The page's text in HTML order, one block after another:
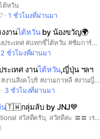
ต้หวัน
1 ชั่วโมงที่ผ่านมา
งานไต้หวันby น้องขวัญ🌍
🇹🇼#งานต่างประเทศ #แทกซี่ไต้หวัน #ซิมการ์ดไต้หวัน #บัตรเติมเงินไต้หวัน #แลกเงิน🌍#บินต่างประเทศ🌎#ไต้หวัน🇹🇼 #เกาหลี🇰🇷 #ญี่ปุ่น🇯🇵#จองตั๋วทั่วโลก #โรงแรม #ตั๋วโชว์ #ลงทะเบียน🌎🧳🛫
2 ชั่วโมงที่ผ่านมา
ะเทศ งานไต้หวัน,ญี่ปุ่น ฯลฯ
#งานไต้หวัน #งานสิงคโปร์ #งานเกาหลี #งานญี่ปุ่น #งานอิสราเอล #งานUAEอาหรับ #งานต่างประเทศถูกกฎหมาย
3 ชั่วโมงที่ผ่านมา
🇹🇼กลุ่มลับ by JNJ💙
JNJ International สวัสดีครับ, สวัสดีค่ะ 〓〓 เราเป็นผู้ให้คำแนะนำและรับดำเนินการสมัครและขอทุนเรียนต่อไต้หวันมานานกว่า4ปี - บริการสมัครเรียนภาษาจีนระยะสั้น/ระยะยาว - บริการสมัครเรียนต่อระดับปริญญาตรี-โท-เอก (ไม่จำกัดมหาวิทยาลัย) - บริการสมัครทุนทุกประเภท - บริการรับทำวีซ่า/ประทับตราเอกสารและอื่นๆ ☎️092 414 6166 (เฉพาะวันจันทร์-ศุกร์ 10.00-18.00) นอกเวลากรุณาติดต่อทางไลน์นะครับ 〓ปรึกษาที่ออฟฟิศ JNJ SPACES จามจุรีแสควร์ ชั้น 24 (จองคิวล่วงหน้า1วัน) ขอบคุณที่ติดต่อและติดตามกันนะครับ 〓